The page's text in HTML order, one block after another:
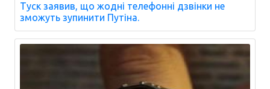
Туск заявив, що жодні телефонні дзвінки не
зможуть зупинити Путіна.